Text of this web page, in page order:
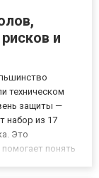
и
техническом
защиты —
набор из 17
Это
понять